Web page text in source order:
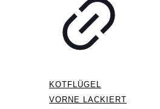
KOTFLÜGEL
VORNE LACKIERT